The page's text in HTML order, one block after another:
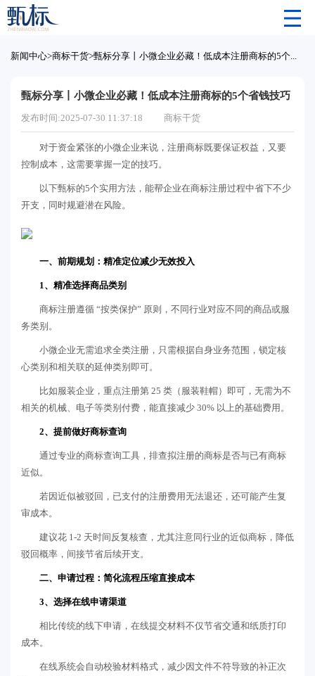
新闻中心>商标干货> 甄标分享丨小微企业必藏！低成本注册商标的5个省钱技巧
甄标分享丨小微企业必藏！低成本注册商标的5个省钱技巧
发布时间:2025-07-30 11:37:18 商标干货
对于资金紧张的小微企业来说，注册商标既要保证权益，又要
控制成本，这需要掌握一定的技巧。
以下甄标的5个实用方法，能帮企业在商标注册过程中省下不少
开支，同时规避潜在风险。
一、前期规划：精准定位减少无效投入
1、精准选择商品类别
商标注册遵循 “按类保护” 原则，不同行业对应不同的商品或服
务类别。
小微企业无需追求全类注册，只需根据自身业务范围，锁定核
心类别和相关联的延伸类别即可。
比如服装企业，重点注册第 25 类（服装鞋帽）即可，无需为不
相关的机械、电子等类别付费，能直接减少 30% 以上的基础费用。
2、提前做好商标查询
通过专业的商标查询工具，排查拟注册的商标是否与已有商标
近似。
若因近似被驳回，已支付的注册费用无法退还，还可能产生复
审成本。
建议花 1-2 天时间反复核查，尤其注意同行业的近似商标，降低
驳回概率，间接节省后续开支。
二、申请过程：简化流程压缩直接成本
3、选择在线申请渠道
相比传统的线下申请，在线提交材料不仅节省交通和纸质打印
成本。
在线系统会自动校验材料格式，减少因文件不符导致的补正次